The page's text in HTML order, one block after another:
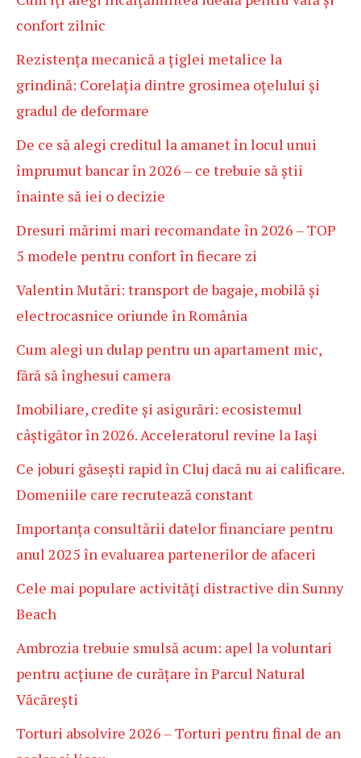
confort zilnic
Rezistența mecanică a țiglei metalice la
grindină: Corelația dintre grosimea oțelului și
gradul de deformare
De ce să alegi creditul la amanet în locul unui
împrumut bancar în 2026 – ce trebuie să știi
înainte să iei o decizie
Dresuri mărimi mari recomandate în 2026 – TOP
5 modele pentru confort în fiecare zi
Valentin Mutări: transport de bagaje, mobilă și
electrocasnice oriunde în România
Cum alegi un dulap pentru un apartament mic,
fără să înghesui camera
Imobiliare, credite și asigurări: ecosistemul
câștigător în 2026. Acceleratorul revine la Iași
Ce joburi găsești rapid în Cluj dacă nu ai calificare.
Domeniile care recrutează constant
Importanța consultării datelor financiare pentru
anul 2025 în evaluarea partenerilor de afaceri
Cele mai populare activități distractive din Sunny
Beach
Ambrozia trebuie smulsă acum: apel la voluntari
pentru acțiune de curățare în Parcul Natural
Văcărești
Torturi absolvire 2026 – Torturi pentru final de an